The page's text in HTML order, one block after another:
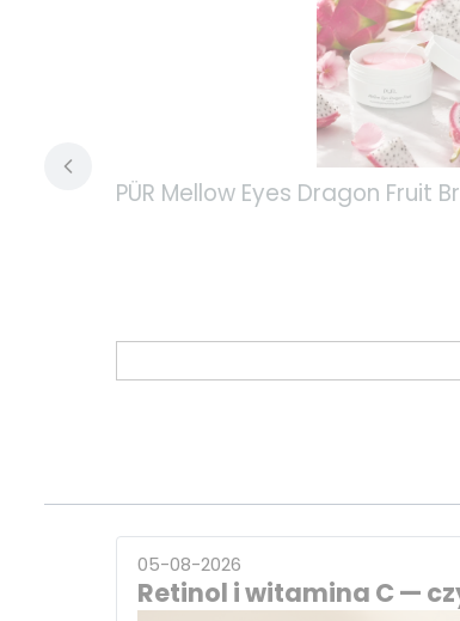
PÜR Mellow Eyes Dragon
05-08-2026
Retinol i witamina C —